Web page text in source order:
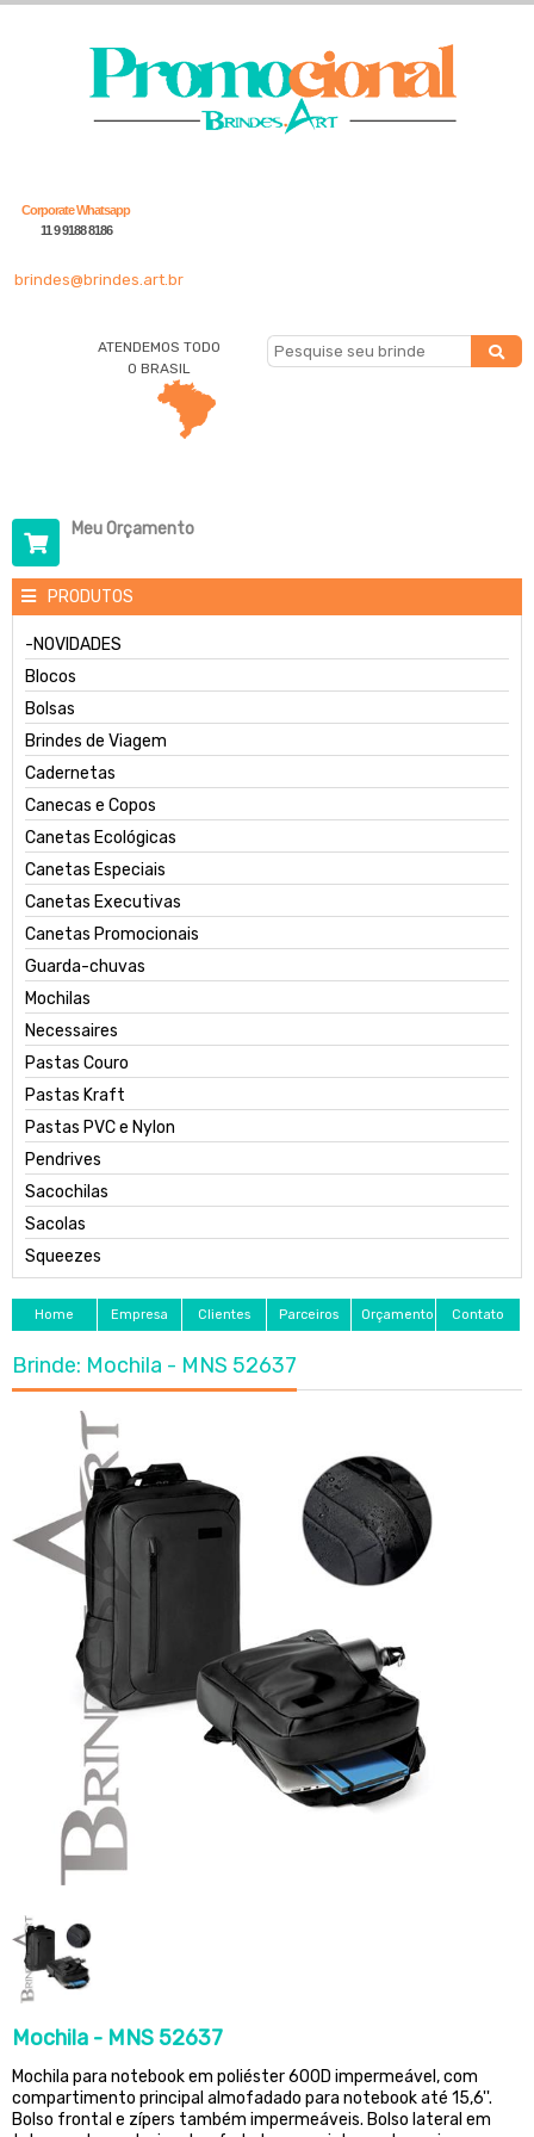
Corporate Whatsapp
11 9 9188 8186
brindes@brindes.art.br
ATENDEMOS TODO
O BRASIL
Meu Orçamento
PRODUTOS
-NOVIDADES
Blocos
Bolsas
Brindes de Viagem
Cadernetas
Canecas e Copos
Canetas Ecológicas
Canetas Especiais
Canetas Executivas
Canetas Promocionais
Guarda-chuvas
Mochilas
Necessaires
Pastas Couro
Pastas Kraft
Pastas PVC e Nylon
Pendrives
Sacochilas
Sacolas
Squeezes
Home Empresa Clientes Parceiros Orçamento Contato
Brinde: Mochila - MNS 52637
Mochila - MNS 52637
Mochila para notebook em poliéster 600D impermeável, com
compartimento principal almofadado para notebook até 15,6''.
Bolso frontal e zípers também impermeáveis. Bolso lateral em